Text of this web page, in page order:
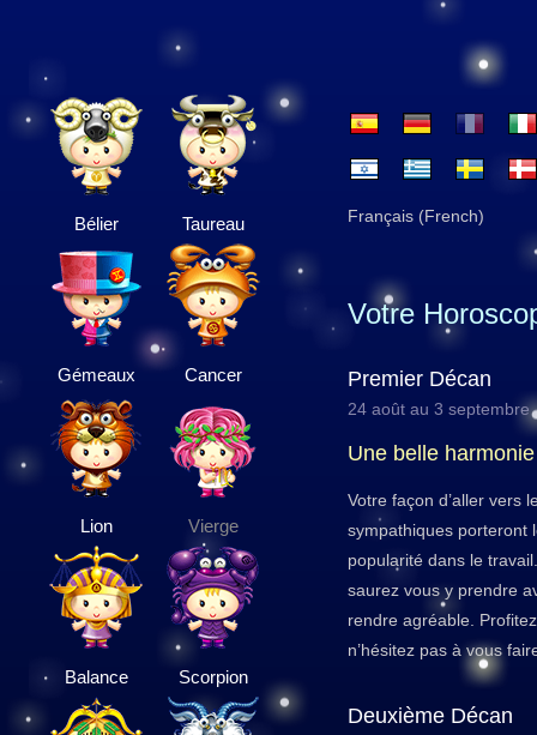
Bélier Taureau
Gémeaux Cancer
Lion Vierge
Balance Scorpion
Français (French)
Votre
Premier Décan
24 août au 3 septembre
Une belle harmonie
Votre façon d’aller vers
sympathiques porteront
popularité dans le
saurez vous y prendre
rendre agréable.
n’hésitez pas à vous
Deuxième Décan